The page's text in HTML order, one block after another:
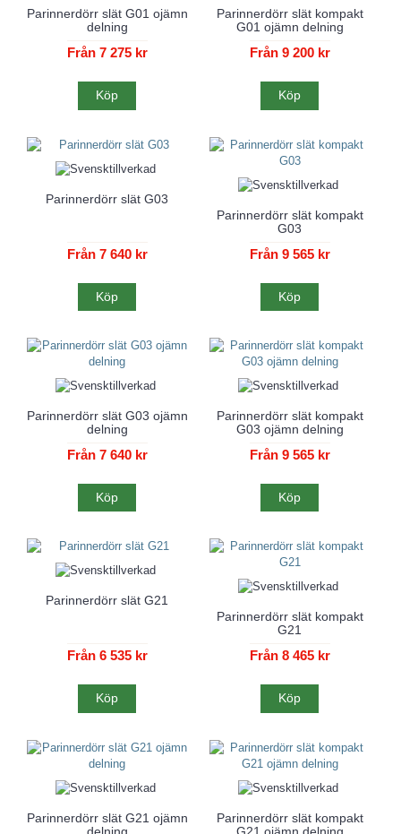
Parinnerdörr slät G01 ojämn
delning
Från 7 275 kr
Köp
Parinnerdörr slät kompakt
G01 ojämn delning
Från 9 200 kr
Köp
Parinnerdörr slät G03
Från 7 640 kr
Köp
Parinnerdörr slät kompakt
G03
Från 9 565 kr
Köp
Parinnerdörr slät G03 ojämn
delning
Från 7 640 kr
Köp
Parinnerdörr slät kompakt
G03 ojämn delning
Från 9 565 kr
Köp
Parinnerdörr slät G21
Från 6 535 kr
Köp
Parinnerdörr slät kompakt
G21
Från 8 465 kr
Köp
Parinnerdörr slät G21 ojämn
delning
Parinnerdörr slät kompakt
G21 ojämn delning